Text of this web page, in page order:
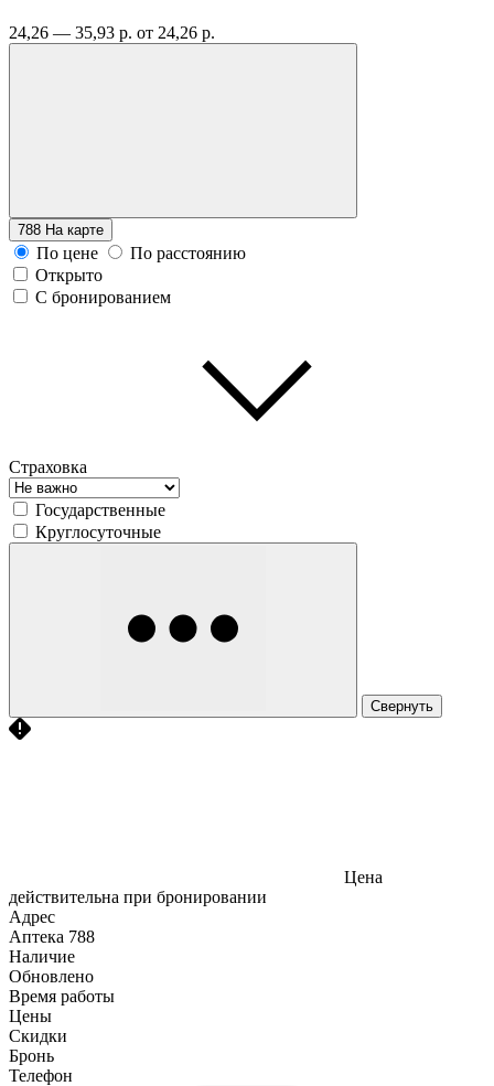
24,26 — 35,93 р. от 24,26 р.
788 На карте
По цене
По расстоянию
Открыто
С бронированием
Страховка
Государственные
Круглосуточные
Свернуть
Цена
действительна при бронировании
Адрес
Аптека 788
Наличие
Обновлено
Время работы
Цены
Скидки
Бронь
Телефон